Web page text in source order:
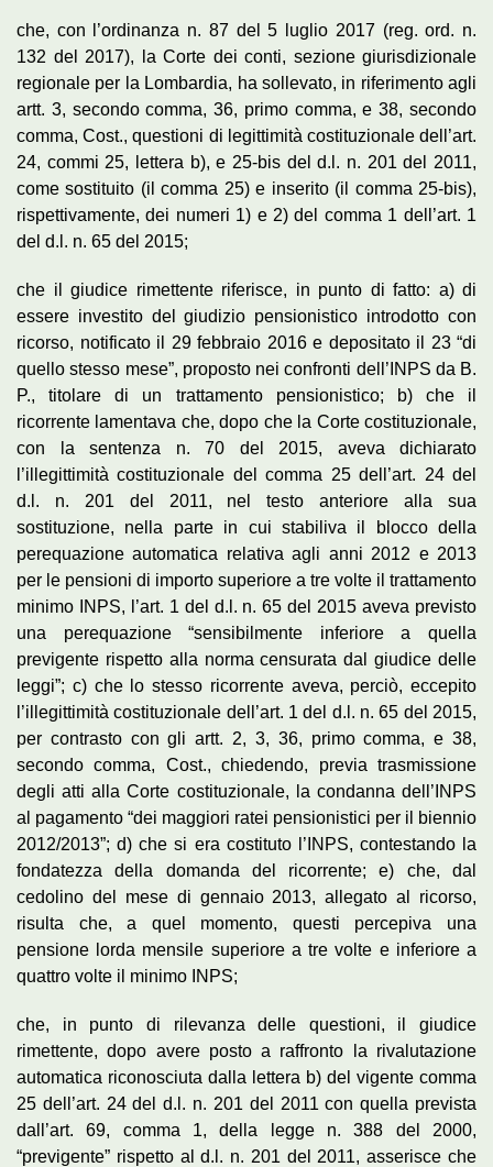
che, con l’ordinanza n. 87 del 5 luglio 2017 (reg. ord. n.
132 del 2017), la Corte dei conti, sezione giurisdizionale
regionale per la Lombardia, ha sollevato, in riferimento agli
artt. 3, secondo comma, 36, primo comma, e 38, secondo
comma, Cost., questioni di legittimità costituzionale dell’art.
24, commi 25, lettera b), e 25-bis del d.l. n. 201 del 2011,
come sostituito (il comma 25) e inserito (il comma 25-bis),
rispettivamente, dei numeri 1) e 2) del comma 1 dell’art. 1
del d.l. n. 65 del 2015;
che il giudice rimettente riferisce, in punto di fatto: a) di
essere investito del giudizio pensionistico introdotto con
ricorso, notificato il 29 febbraio 2016 e depositato il 23 “di
quello stesso mese”, proposto nei confronti dell’INPS da B.
P., titolare di un trattamento pensionistico; b) che il
ricorrente lamentava che, dopo che la Corte costituzionale,
con la sentenza n. 70 del 2015, aveva dichiarato
l’illegittimità costituzionale del comma 25 dell’art. 24 del
d.l. n. 201 del 2011, nel testo anteriore alla sua
sostituzione, nella parte in cui stabiliva il blocco della
perequazione automatica relativa agli anni 2012 e 2013
per le pensioni di importo superiore a tre volte il trattamento
minimo INPS, l’art. 1 del d.l. n. 65 del 2015 aveva previsto
una perequazione “sensibilmente inferiore a quella
previgente rispetto alla norma censurata dal giudice delle
leggi”; c) che lo stesso ricorrente aveva, perciò, eccepito
l’illegittimità costituzionale dell’art. 1 del d.l. n. 65 del 2015,
per contrasto con gli artt. 2, 3, 36, primo comma, e 38,
secondo comma, Cost., chiedendo, previa trasmissione
degli atti alla Corte costituzionale, la condanna dell’INPS
al pagamento “dei maggiori ratei pensionistici per il biennio
2012/2013”; d) che si era costituto l’INPS, contestando la
fondatezza della domanda del ricorrente; e) che, dal
cedolino del mese di gennaio 2013, allegato al ricorso,
risulta che, a quel momento, questi percepiva una
pensione lorda mensile superiore a tre volte e inferiore a
quattro volte il minimo INPS;
che, in punto di rilevanza delle questioni, il giudice
rimettente, dopo avere posto a raffronto la rivalutazione
automatica riconosciuta dalla lettera b) del vigente comma
25 dell’art. 24 del d.l. n. 201 del 2011 con quella prevista
dall’art. 69, comma 1, della legge n. 388 del 2000,
“previgente” rispetto al d.l. n. 201 del 2011, asserisce che